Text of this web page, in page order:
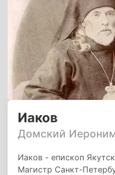
Иаков
Домский
Иаков - епископ
Магистр Санкт-